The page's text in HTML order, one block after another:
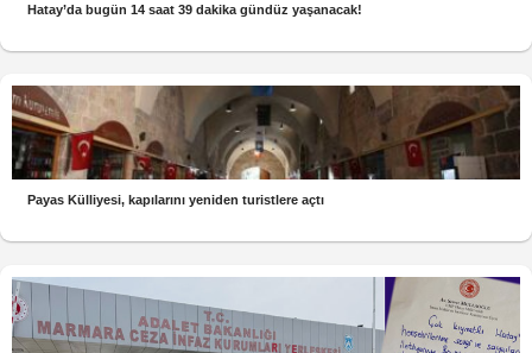
Hatay’da bugün 14 saat 39 dakika gündüz yaşanacak!
Payas Külliyesi, kapılarını yeniden turistlere açtı